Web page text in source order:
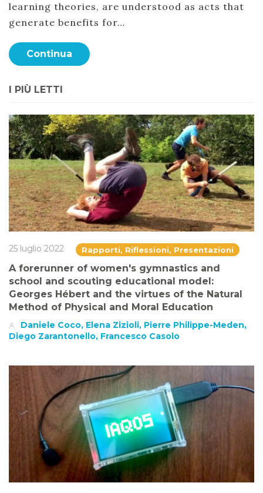
learning theories, are understood as acts that
generate benefits for…
Continua
I PIÙ LETTI
25 luglio 2022 Rapporti, Riflessioni, Presentazioni
A forerunner of women's gymnastics and
school and scouting educational model:
Georges Hébert and the virtues of the Natural
Method of Physical and Moral Education
Daniele Coco, Elena Zizioli, Pierre Philippe-Meden,
Diego Zarantonello, Francesco Casolo